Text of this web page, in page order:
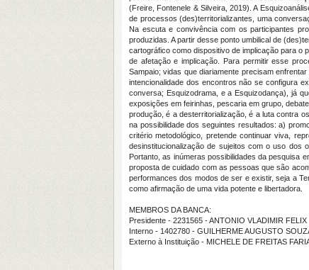
(Freire, Fontenele & Silveira, 2019). A
de processos (des)territorializantes, uma
Na escuta e convivência com os participantes
produzidas. A partir desse ponto umbilical de
cartográfico como dispositivo de implicação para o
de afetação e implicação. Para permitir esse
Sampaio; vidas que diariamente precisam
intencionalidade dos encontros não se configura
conversa; Esquizodrama, e a Esquizodança), já
exposições em feirinhas, pescaria em grupo,
produção, é a desterritorialização, é a luta contra
na possibilidade dos seguintes resultados: a)
critério metodológico, pretende continuar viva,
desinstitucionalização de sujeitos com o uso dos
Portanto, as inúmeras possibilidades da pesquisa
proposta de cuidado com as pessoas que são
performances dos modos de ser e existir, seja a
como afirmação de uma vida potente e libertadora.
MEMBROS DA BANCA:
Presidente - 2231565 - ANTONIO VLADIMIR FELIX
Interno - 1402780 - GUILHERME AUGUSTO
Externo à Instituição - MICHELE DE FREITAS